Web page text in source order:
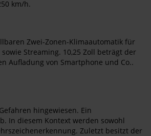
km/h.
Zwei-Zonen-Klimaautomatik für
Streaming. 10,25 Zoll beträgt der
Aufladung von Smartphone und Co..
hingewiesen. Ein
In diesem Kontext werden sowohl
Zuletzt besitzt der